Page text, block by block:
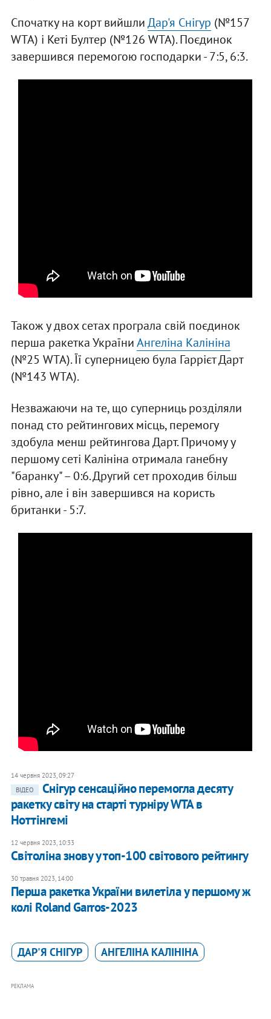
Спочатку на корт вийшлиДар'я Снігур (№157
WTA) і Кеті Бултер (№126 WTA). Поєдинок
завершився перемогою господарки - 7:5, 6:3.
Також у двох сетах програла свій поєдинок
перша ракетка УкраїниАнгеліна Калініна
(№25 WTA). Її суперницею була Гаррієт Дарт
(№143 WTA).
Незважаючи на те, що суперниць розділяли
понад сто рейтингових місць, перемогу
здобула менш рейтингова Дарт. Причому у
першому сеті Калініна отримала ганебну
"баранку" – 0:6. Другий сет проходив більш
рівно, але і він завершився на користь
британки - 5:7.
14 червня 2023, 09:27
ВІДЕО
Снігур сенсаційно перемогла деcяту
ракетку світу на старті турніру WTA в
Ноттінгемі
12 червня 2023, 10:33
Світоліна знову у топ-100 світового рейтингу
30 травня 2023, 14:00
Перша ракетка України вилетіла у першому ж
колі Roland Garros-2023
ДАР'Я СНІГУР АНГЕЛІНА КАЛІНІНА
РЕКЛАМА